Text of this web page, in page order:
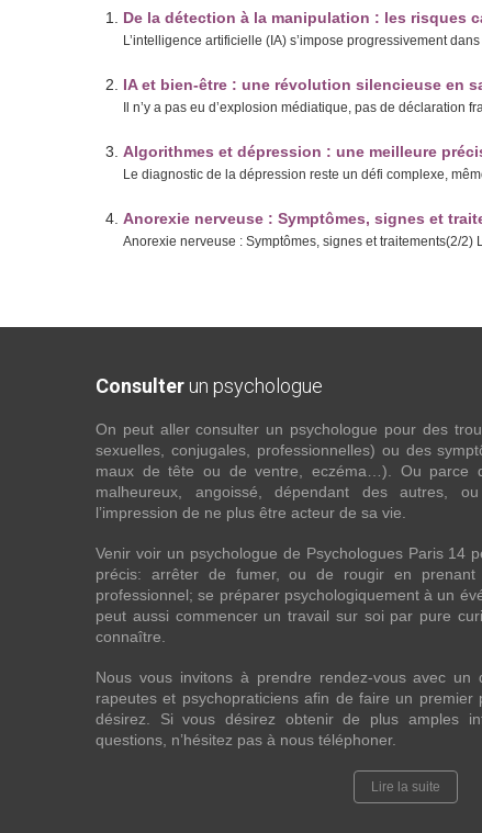
De la détection à la manipulation : les risques
L’intelligence artificielle (IA) s’impose progressivement
IA et bien-être : une révolution silencieuse en
Il n’y a pas eu d’explosion médiatique, pas de déclaration
Algorithmes et dépression : une meilleure
Le diagnostic de la dépression reste un défi complexe,
Anorexie nerveuse : Symptômes, signes et
Anorexie nerveuse : Symptômes, signes et traitements(2/
Consulter un psychologue
On peut aller consulter un psychologue pour des
sexuelles, conjugales, professionnelles) ou des
maux de tête ou de ventre, eczéma…). Ou parce
malheureux, angoissé, dépendant des autres,
l’impression de ne plus être acteur de sa vie.
Venir voir un psychologue de Psychologues Paris 14
précis: arrêter de fumer, ou de rougir en
professionnel; se préparer psychologiquement à un
peut aussi commencer un travail sur soi par pure
connaître.
Nous vous invitons à prendre rendez-vous avec un
rapeutes et psychopraticiens afin de faire un
désirez. Si vous désirez obtenir de plus amples
questions, n’hésitez pas à nous téléphoner.
Lire la suite